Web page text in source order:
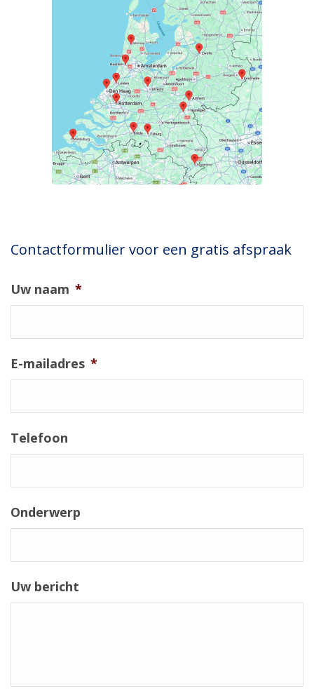
Contactformulier voor een gratis afspraak
Uw naam *
E-mailadres *
Telefoon
Onderwerp
Uw bericht